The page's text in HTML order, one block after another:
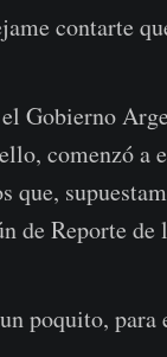
contarte
Gobierno
comenzó a
que,
de Reporte de
poquito, para